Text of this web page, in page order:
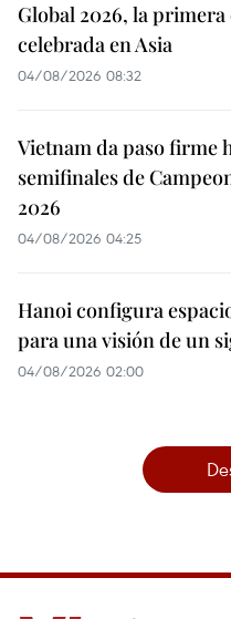
Global 2026, la
celebrada en Asia
04/08/2026 08:32
Vietnam da paso firme
semifinales de
2026
04/08/2026 04:25
Hanoi configura
para una visión de un
04/08/2026 02:00